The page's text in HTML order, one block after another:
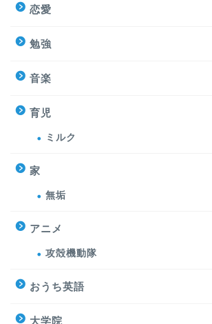
恋愛
勉強
音楽
育児
ミルク
家
無垢
アニメ
攻殻機動隊
おうち英語
大学院